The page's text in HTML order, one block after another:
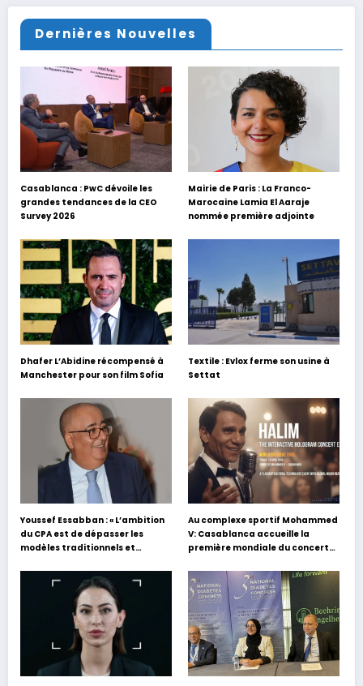
Dernières Nouvelles
Casablanca : PwC dévoile les
grandes tendances de la CEO
Survey 2026
Mairie de Paris : La Franco-
Marocaine Lamia El Aaraje
nommée première adjointe
Dhafer L’Abidine récompensé à
Manchester pour son film Sofia
Textile : Evlox ferme son usine à
Settat
Youssef Essabban : « L’ambition
du CPA est de dépasser les
modèles traditionnels et
s’appuyant sur le partage des
expériences »
Au complexe sportif Mohammed
V: Casablanca accueille la
première mondiale du concert
Hafez